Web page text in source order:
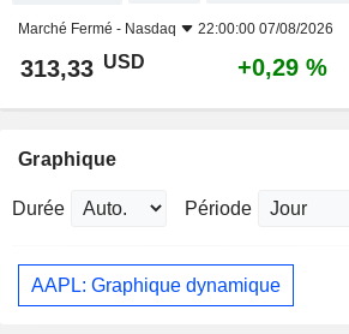
Marché Fermé - Nasdaq 22:00:00 07/08/2026
313,33 USD +0,29 %
Graphique
Durée Période
AAPL: Graphique dynamique